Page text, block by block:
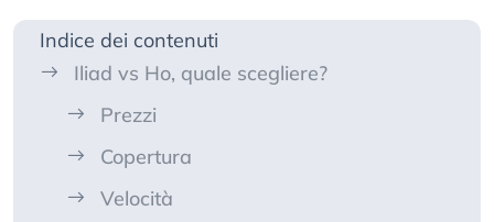
Indice dei contenuti
Iliad vs Ho, quale scegliere?
Prezzi
Copertura
Velocità